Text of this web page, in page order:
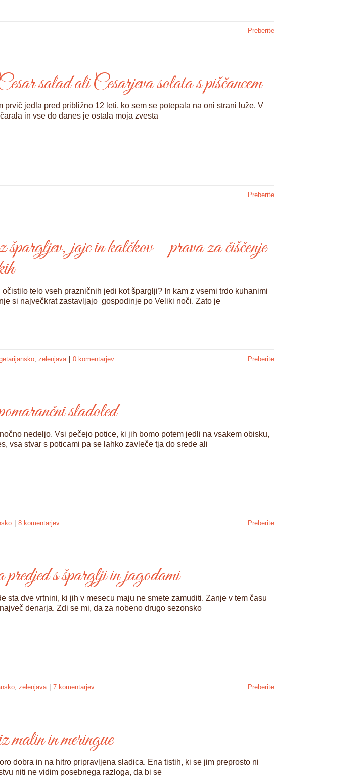
Preberite
salad ali Cesarjeva solata s piščancem
prvič jedla pred približno 12 leti, ko sem se potepala na oni strani luže. V
in vse do danes je ostala moja zvesta
Preberite
jajc in kalčkov – prava za čiščenje
telo vseh prazničnih jedi kot šparglji? In kam z vsemi trdo kuhanimi
si največkrat zastavljajo gospodinje po Veliki noči. Zato je
, zelenjava 0 komentarjev Preberite
sladoled
nedeljo. Vsi pečejo potice, ki jih bomo potem jedli na vsakem obisku,
vsa stvar s poticami pa se lahko zavleče tja do srede ali
8 komentarjev Preberite
s šparglji in jagodami
sta dve vrtnini, ki jih v mesecu maju ne smete zamuditi. Zanje v tem času
denarja. Zdi se mi, da za nobeno drugo sezonsko
, zelenjava 7 komentarjev Preberite
malin in meringue
dobra in na hitro pripravljena sladica. Ena tistih, ki se jim preprosto ni
niti ne vidim posebnega razloga, da bi se